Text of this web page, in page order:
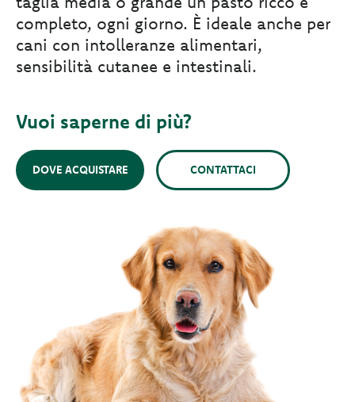
completo, ogni giorno. È ideale anche per
cani con intolleranze alimentari,
sensibilità cutanee e intestinali.
Vuoi saperne di più?
DOVE ACQUISTARE CONTATTACI